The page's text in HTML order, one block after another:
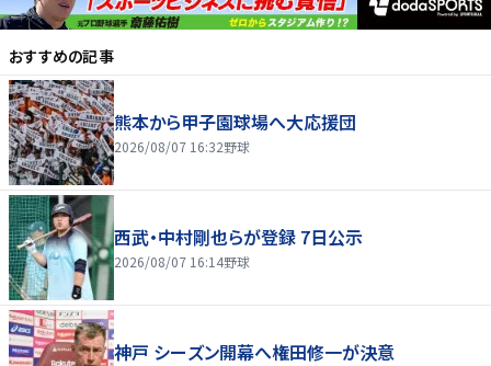
おすすめの記事
熊本から甲子園球場へ大応援団
2026/08/07 16:32野球
西武・中村剛也らが登録 7日公示
2026/08/07 16:14野球
神戸 シーズン開幕へ権田修一が決意